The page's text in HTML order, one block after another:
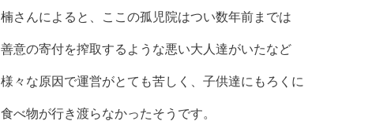
楠さんによると、ここの孤児院はつい数年前までは
善意の寄付を搾取するような悪い大人達がいたなど
様々な原因で運営がとても苦しく、子供達にもろくに
食べ物が行き渡らなかったそうです。